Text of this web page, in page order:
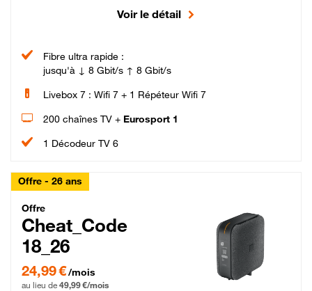
Voir le détail
Fibre ultra rapide :
jusqu'à ↓ 8 Gbit/s ↑ 8 Gbit/s
Livebox 7 : Wifi 7 + 1 Répéteur Wifi 7
200 chaînes TV + Eurosport 1
1 Décodeur TV 6
Offre - 26 ans
Cheat_Code Fibre_18_26
Offre
Cheat_Code
18_26
24,99 € par mois pendant 0 mois puis 49,99 € par mois, Sans engagement
24,99 €/mois
au lieu de 49,99 €/mois